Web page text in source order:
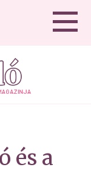
és a